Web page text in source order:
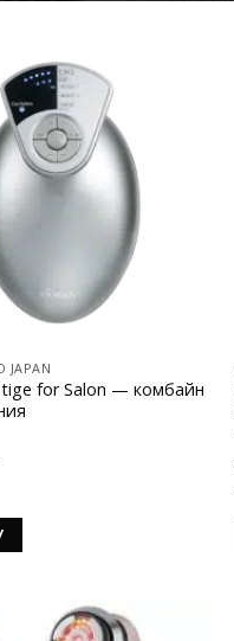
JAPAN
for Salon — комбайн